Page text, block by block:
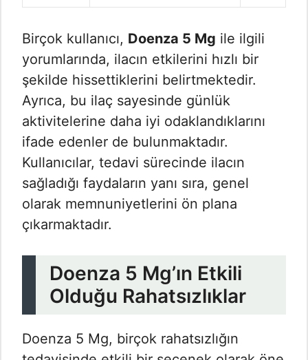
Birçok kullanıcı, Doenza 5 Mg ile ilgili
yorumlarında, ilacın etkilerini hızlı bir
şekilde hissettiklerini belirtmektedir.
Ayrıca, bu ilaç sayesinde günlük
aktivitelerine daha iyi odaklandıklarını
ifade edenler de bulunmaktadır.
Kullanıcılar, tedavi sürecinde ilacın
sağladığı faydaların yanı sıra, genel
olarak memnuniyetlerini ön plana
çıkarmaktadır.
Doenza 5 Mg’ın Etkili
Olduğu Rahatsızlıklar
Doenza 5 Mg, birçok rahatsızlığın